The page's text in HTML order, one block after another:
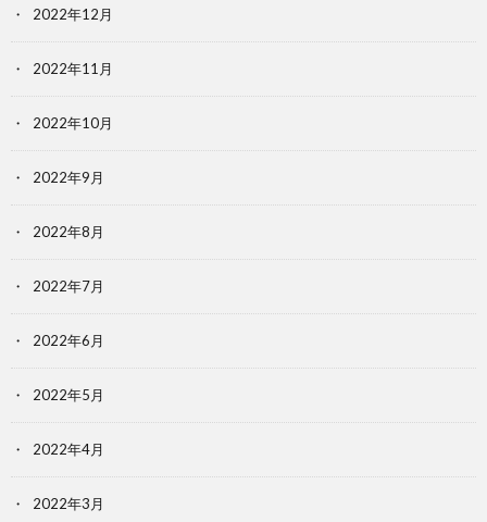
2022年12月
2022年11月
2022年10月
2022年9月
2022年8月
2022年7月
2022年6月
2022年5月
2022年4月
2022年3月